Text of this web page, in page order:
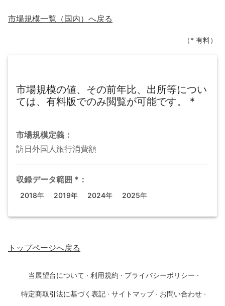
市場規模一覧（国内）へ戻る
（* 有料）
市場規模の値、その前年比、出所等につい
ては、有料版でのみ閲覧が可能です。
*
市場規模定義：
訪日外国人旅行消費額
収録データ範囲 * ：
2018年 2019年 2024年 2025年
トップページへ戻る
当展望台について · 利用規約 · プライバシーポリシー ·
特定商取引法に基づく表記 · サイトマップ · お問い合わせ ·